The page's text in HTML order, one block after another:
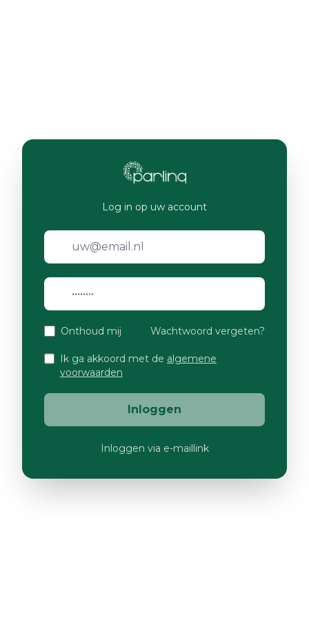
Log in op uw account
Onthoud mij Wachtwoord vergeten?
Ik ga akkoord met de algemene
voorwaarden
Inloggen
Inloggen via e-maillink